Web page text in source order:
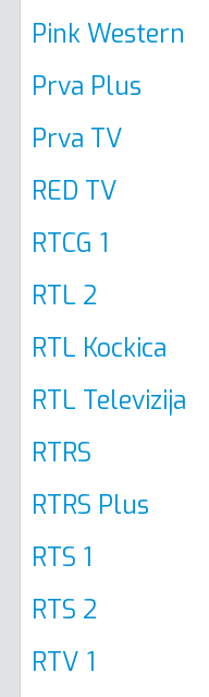
Pink Western
Prva Plus
Prva TV
RED TV
RTCG 1
RTL 2
RTL Kockica
RTL Televizija
RTRS
RTRS Plus
RTS 1
RTS 2
RTV 1